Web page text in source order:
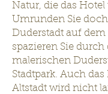
Natur, die das
Umrunden Sie
Duderstadt auf dem
spazieren Sie durch
malerischen
Stadtpark. Auch
Altstadt wird nicht